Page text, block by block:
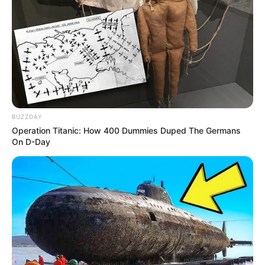
ασφαλείας.
BUZZDAY
Operation Titanic: How 400 Dummies Duped The Germans
On D-Day